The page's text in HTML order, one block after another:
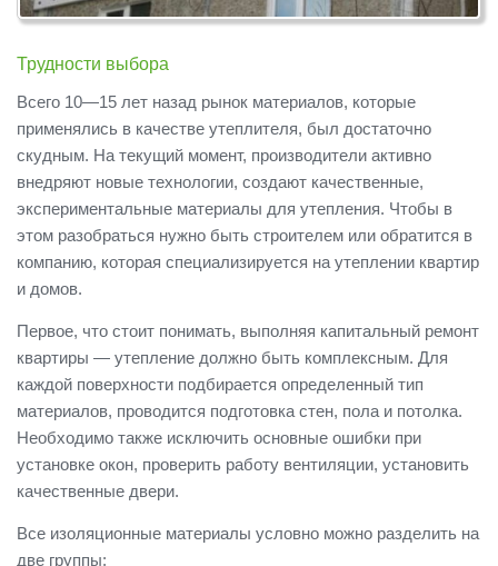
Трудности выбора
Всего 10—15 лет назад рынок материалов, которые
применялись в качестве утеплителя, был достаточно
скудным. На текущий момент, производители активно
внедряют новые технологии, создают качественные,
экспериментальные материалы для утепления. Чтобы в
этом разобраться нужно быть строителем или обратится в
компанию, которая специализируется на утеплении квартир
и домов.
Первое, что стоит понимать, выполняя капитальный ремонт
квартиры — утепление должно быть комплексным. Для
каждой поверхности подбирается определенный тип
материалов, проводится подготовка стен, пола и потолка.
Необходимо также исключить основные ошибки при
установке окон, проверить работу вентиляции, установить
качественные двери.
Все изоляционные материалы условно можно разделить на
две группы: